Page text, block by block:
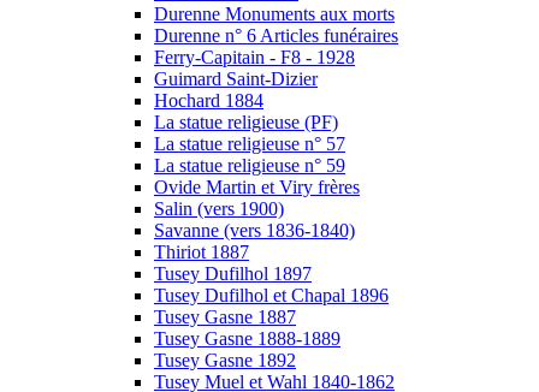
Durenne Monuments aux morts
Durenne n° 6 Articles funéraires
Ferry-Capitain - F8 - 1928
Guimard Saint-Dizier
Hochard 1884
La statue religieuse (PF)
La statue religieuse n° 57
La statue religieuse n° 59
Ovide Martin et Viry frères
Salin (vers 1900)
Savanne (vers 1836-1840)
Thiriot 1887
Tusey Dufilhol 1897
Tusey Dufilhol et Chapal 1896
Tusey Gasne 1887
Tusey Gasne 1888-1889
Tusey Gasne 1892
Tusey Muel et Wahl 1840-1862